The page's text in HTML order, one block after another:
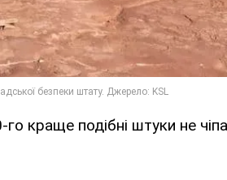
краще подібні штуки не